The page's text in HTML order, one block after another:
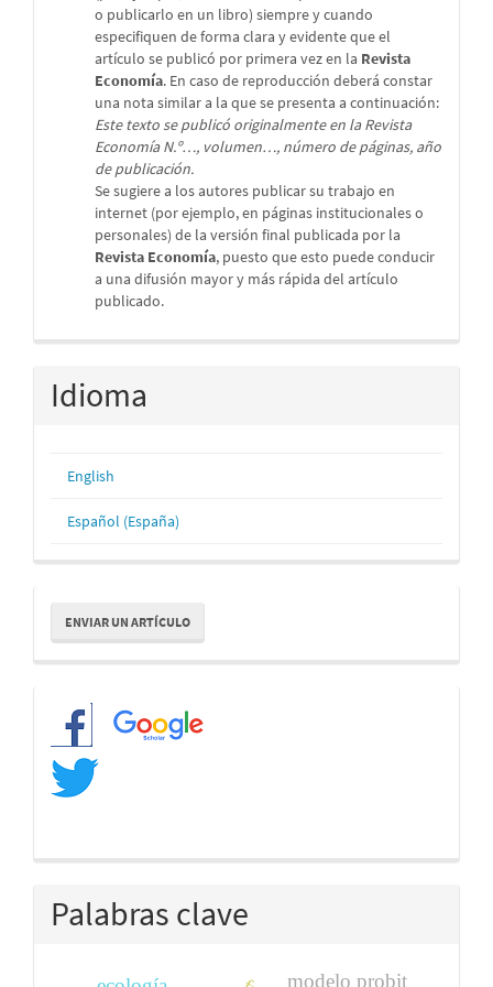
o publicarlo en un libro) siempre y cuando
especifiquen de forma clara y evidente que el
artículo se publicó por primera vez en la Revista
Economía. En caso de reproducción deberá constar
una nota similar a la que se presenta a continuación:
Este texto se publicó originalmente en la Revista
Economía N.º…, volumen…, número de páginas, año
de publicación.
Se sugiere a los autores publicar su trabajo en
internet (por ejemplo, en páginas institucionales o
personales) de la versión final publicada por la
Revista Economía, puesto que esto puede conducir
a una difusión mayor y más rápida del artículo
publicado.
Idioma
English
Español (España)
Enviar
un
artículo
ENVIAR UN ARTÍCULO
Redes
Palabras clave
modelo probit